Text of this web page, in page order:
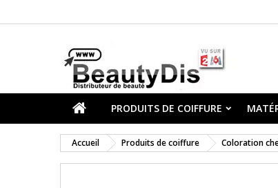
PRODUITS DE COIFFURE
Accueil Produits de coiffure Coloration